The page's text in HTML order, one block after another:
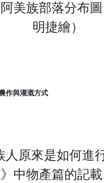
美族部落分布
明捷繪）
作與灌溉方式
人原來是如何進
中物產篇的記